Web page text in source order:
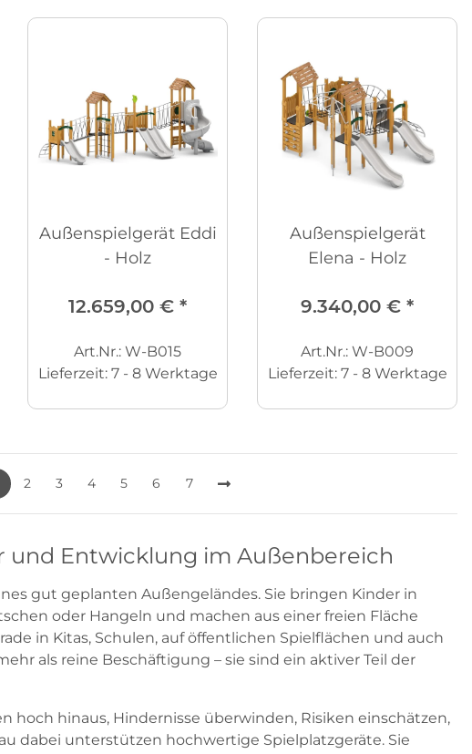
Außenspielgerät Eddi
- Holz
12.659,00 € *
Art.Nr.: W-B015
Lieferzeit: 7 - 8 Werktage
Außenspielgerät
Elena - Holz
9.340,00 € *
Art.Nr.: W-B009
Lieferzeit: 7 - 8 Werktage
2 3 4 5 6 7
und Entwicklung im Außenbereich
gut geplanten Außengeländes. Sie bringen Kinder in
oder Hangeln und machen aus einer freien Fläche
in Kitas, Schulen, auf öffentlichen Spielflächen und auch
als reine Beschäftigung – sie sind ein aktiver Teil der
hoch hinaus, Hindernisse überwinden, Risiken einschätzen,
dabei unterstützen hochwertige Spielplatzgeräte. Sie